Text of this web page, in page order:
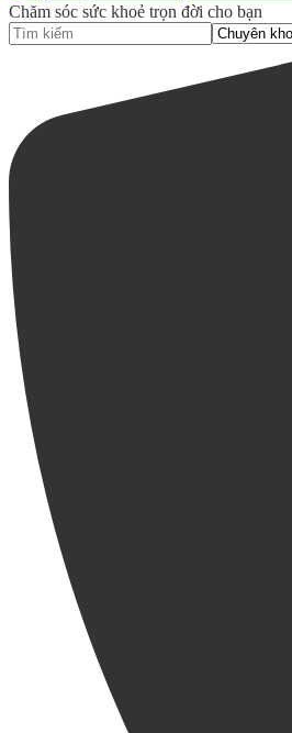
Chăm sóc sức khoẻ trọn đời cho bạn